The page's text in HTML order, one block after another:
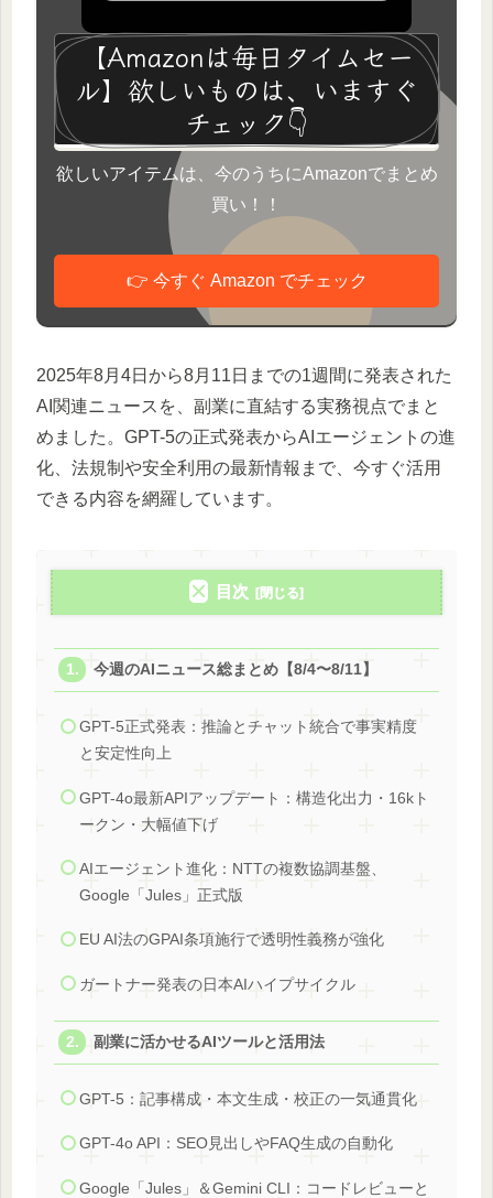
【Amazonは毎日タイムセー
ル】欲しいものは、いますぐ
チェック👇
欲しいアイテムは、今のうちにAmazonでまとめ
買い！！
👉 今すぐ Amazon でチェック
2025年8月4日から8月11日までの1週間に発表された
AI関連ニュースを、副業に直結する実務視点でまと
めました。GPT-5の正式発表からAIエージェントの進
化、法規制や安全利用の最新情報まで、今すぐ活用
できる内容を網羅しています。
目次
今週のAIニュース総まとめ【8/4〜8/11】
GPT-5正式発表：推論とチャット統合で事実精度
と安定性向上
GPT-4o最新APIアップデート：構造化出力・16kト
ークン・大幅値下げ
AIエージェント進化：NTTの複数協調基盤、
Google「Jules」正式版
EU AI法のGPAI条項施行で透明性義務が強化
ガートナー発表の日本AIハイプサイクル
副業に活かせるAIツールと活用法
GPT-5：記事構成・本文生成・校正の一気通貫化
GPT-4o API：SEO見出しやFAQ生成の自動化
Google「Jules」＆Gemini CLI：コードレビューと